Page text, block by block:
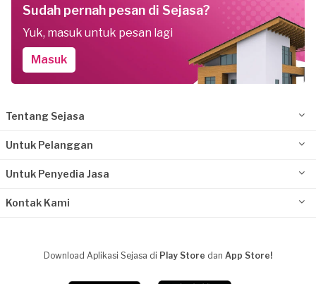
Sudah pernah pesan di Sejasa?
Yuk, masuk untuk pesan lagi
Masuk
Tentang Sejasa
Untuk Pelanggan
Untuk Penyedia Jasa
Kontak Kami
Download Aplikasi Sejasa di Play Store dan App Store!